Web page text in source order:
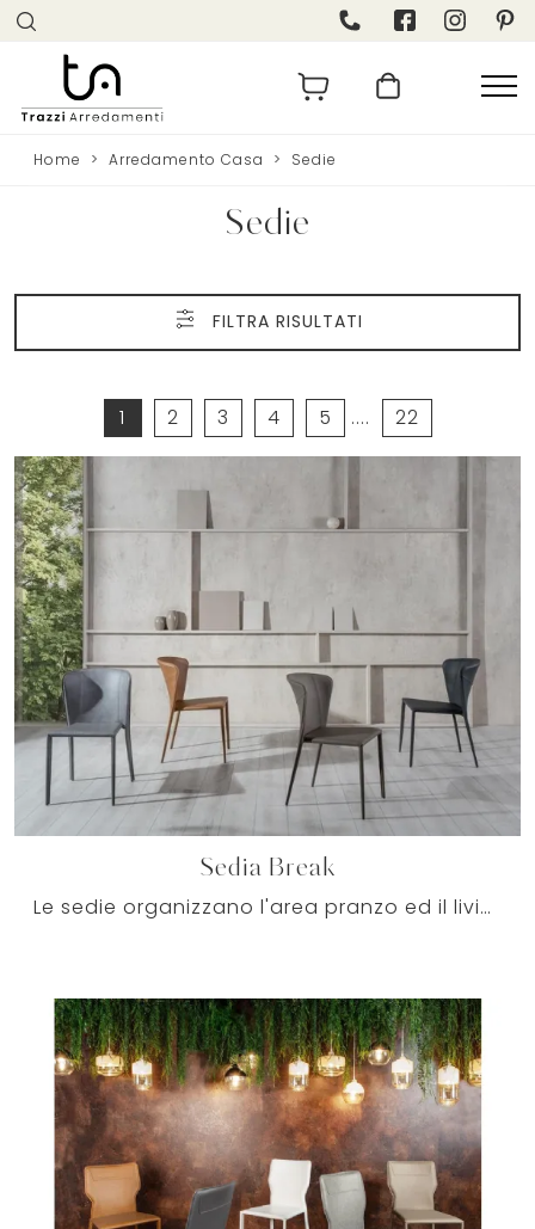
Home > Arredamento Casa > Sedie
Sedie
FILTRA RISULTATI
1 2 3 4 5 .... 22
Sedia Break
Le sedie organizzano l'area pranzo ed il living di casa, definendo gli spazi con logica e razionalità e coniugando ottimamente doti di praticità e ...